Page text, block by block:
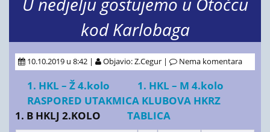
kod Karlobaga
10.10.2019 u 8:42 | Objavio: Z.Cegur | Nema komentara
1. HKL – Ž 4.kolo
1. HKL – M 4.kolo
RASPORED UTAKMICA KLUBOVA HKRZ
1. B HKLJ 2.KOLO
TABLICA